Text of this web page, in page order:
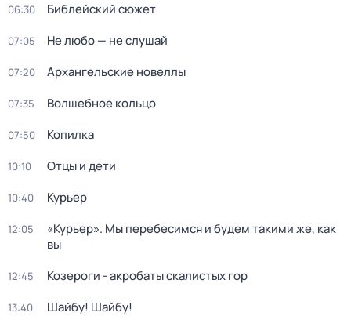
06:30 Библейский сюжет
07:05 Не любо — не слушай
07:20 Архангельские новеллы
07:35 Волшебное кольцо
07:50 Копилка
10:10 Отцы и дети
10:40 Курьер
12:05
«Курьер». Мы перебесимся и будем такими же, как
вы
12:45 Козероги - акробаты скалистых гор
13:40 Шайбу! Шайбу!